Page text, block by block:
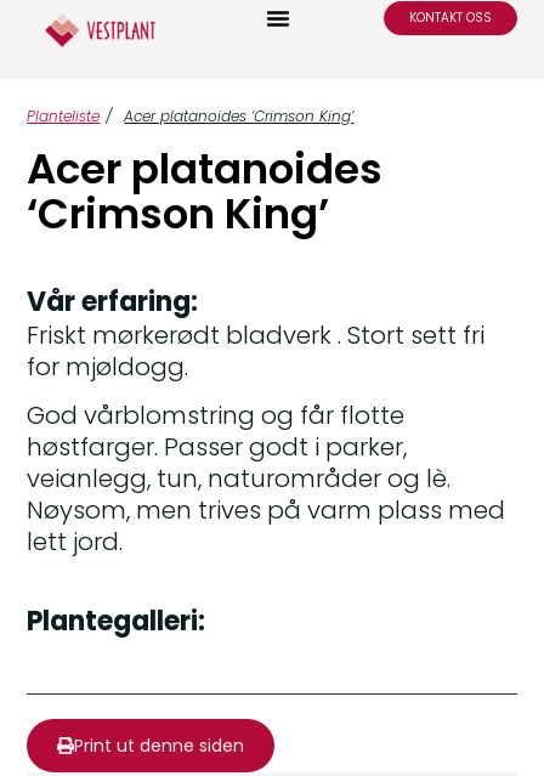
KONTAKT OSS
Planteliste / Acer platanoides ‘Crimson King’
Acer platanoides
‘Crimson King’
Vår erfaring:
Friskt mørkerødt bladverk . Stort sett fri
for mjøldogg.
God vårblomstring og får flotte
høstfarger. Passer godt i parker,
veianlegg, tun, naturområder og lè.
Nøysom, men trives på varm plass med
lett jord.
Plantegalleri:
Print ut denne siden